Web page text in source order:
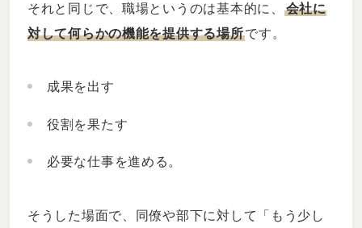
それと同じで、職場というのは基本的に、 会社に
対して何らかの機能を提供する場所です。
成果を出す
役割を果たす
必要な仕事を進める。
そうした場面で、同僚や部下に対して「もう少し